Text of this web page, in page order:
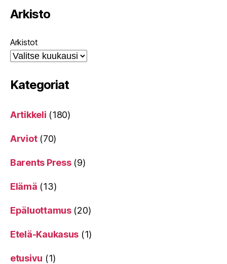
Arkisto
Arkistot
Kategoriat
Artikkeli (180)
Arviot(70)
Barents Press(9)
Elämä (13)
Epäluottamus(20)
Etelä-Kaukasus (1)
etusivu (1)